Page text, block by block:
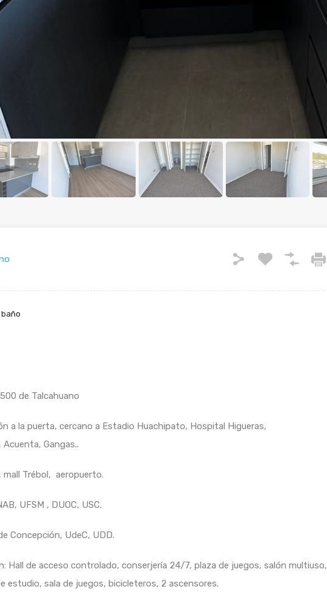
de Talcahuano
a la puerta, cercano a Estadio Huachipato, Hospital Higueras,
Gangas..
mall Trébol, aeropuerto.
UFSM , DUOC, USC.
Concepción, UdeC, UDD.
Hall de acceso controlado, conserjería 24/7, plaza de juegos, salón multiuso,
estudio, sala de juegos, bicicleteros, 2 ascensores.